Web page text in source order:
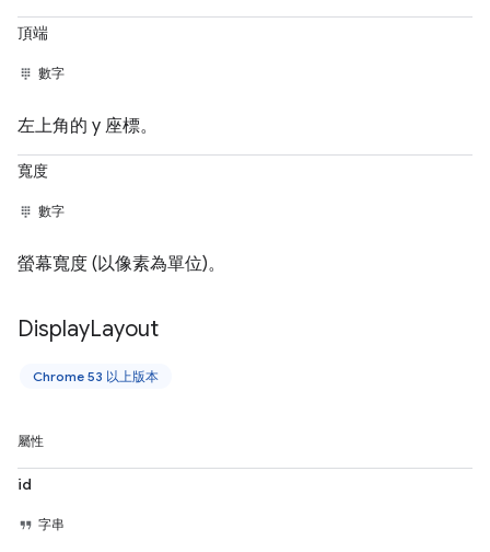
頂端
數字
左上角的 y 座標。
寬度
數字
螢幕寬度 (以像素為單位)。
DisplayLayout
Chrome 53 以上版本
屬性
id
字串